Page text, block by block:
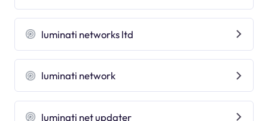
luminati networks ltd
luminati network
luminati net updater